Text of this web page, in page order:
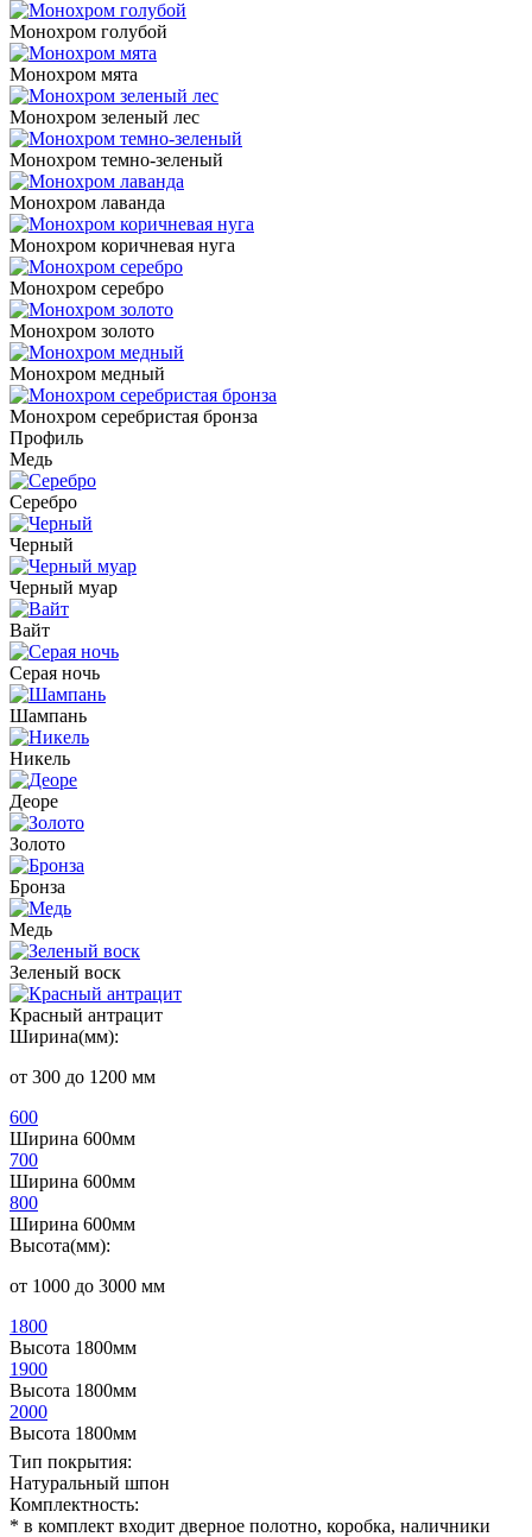
Монохром голубой
Монохром мята
Монохром зеленый лес
Монохром темно-зеленый
Монохром лаванда
Монохром коричневая нуга
Монохром серебро
Монохром золото
Монохром медный
Монохром серебристая бронза
Профиль
Медь
Серебро
Черный
Черный муар
Вайт
Серая ночь
Шампань
Никель
Деоре
Золото
Бронза
Медь
Зеленый воск
Красный антрацит
Ширина(мм):
от 300 до 1200 мм
600
Ширина 600мм
700
Ширина 600мм
800
Ширина 600мм
Высота(мм):
от 1000 до 3000 мм
1800
Высота 1800мм
1900
Высота 1800мм
2000
Высота 1800мм
Тип покрытия:
Натуральный шпон
Комплектность:
* в комплект входит дверное полотно, коробка, наличники